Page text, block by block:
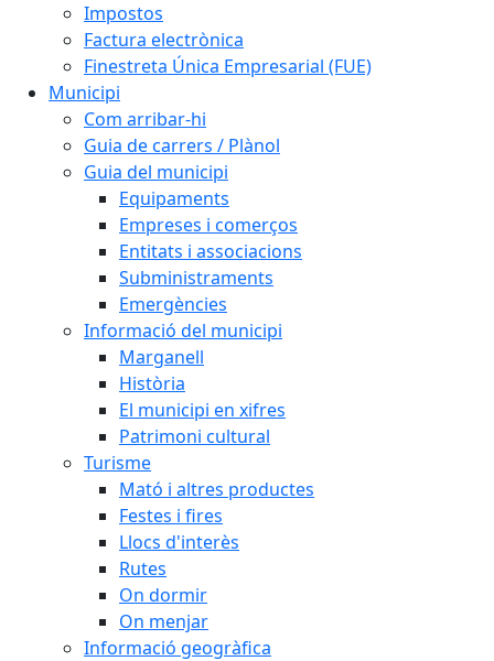
Impostos
Factura electrònica
Finestreta Única Empresarial (FUE)
Municipi
Com arribar-hi
Guia de carrers / Plànol
Guia del municipi
Equipaments
Empreses i comerços
Entitats i associacions
Subministraments
Emergències
Informació del municipi
Marganell
Història
El municipi en xifres
Patrimoni cultural
Turisme
Mató i altres productes
Festes i fires
Llocs d'interès
Rutes
On dormir
On menjar
Informació geogràfica